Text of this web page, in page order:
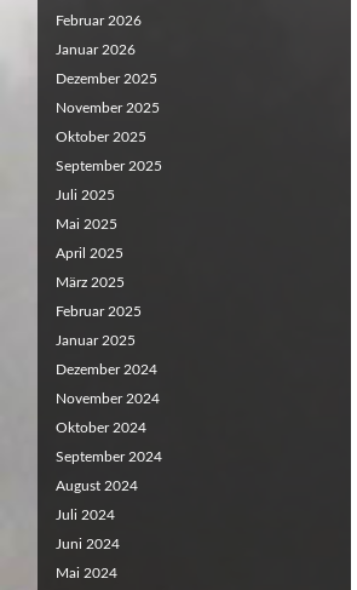
Februar 2026
Januar 2026
Dezember 2025
November 2025
Oktober 2025
September 2025
Juli 2025
Mai 2025
April 2025
März 2025
Februar 2025
Januar 2025
Dezember 2024
November 2024
Oktober 2024
September 2024
August 2024
Juli 2024
Juni 2024
Mai 2024